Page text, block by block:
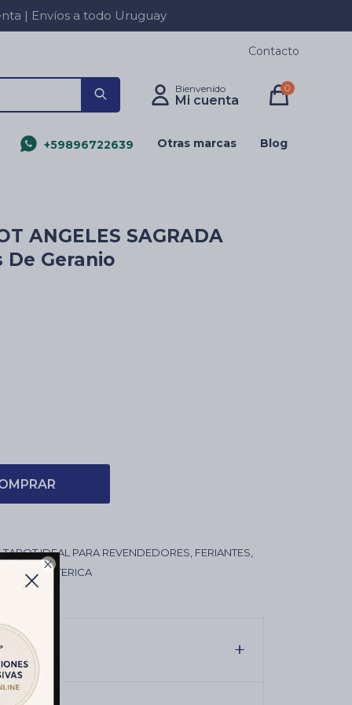

| Envíos a todo Uruguay
+59896722639 Otras marcas Blog
0
Contacto
ANGELES SAGRADA
De Geranio
IDEAL PARA REVENDEDORES, FERIANTES,
ESOTERICA